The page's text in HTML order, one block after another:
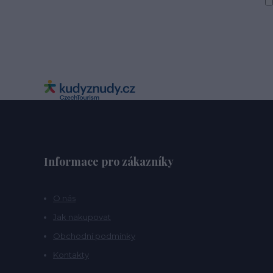
Informace pro zákazníky
O nás
Jak nakupovat
Obchodní podmínky
Kontakty